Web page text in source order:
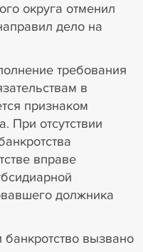
округа отменил
дело на
требования
в
признаком
При отсутствии
вправе
должника
вызвано